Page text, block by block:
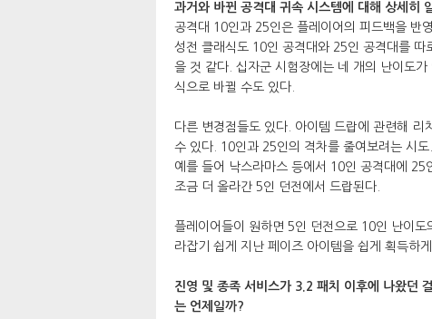
과거와 바뀐 공격대 귀속 시스템에 대해 상세히
공격대 10인과 25인은 플레이어의 피드백을 반
성전 클래식도 10인 공격대와 25인 공격대를 따
을 것 같다. 십자군 시험장에는 네 개의 난이도
식으로 바뀔 수도 있다.
다른 변경점들도 있다. 아이템 드랍에 관련해
수 있다. 10인과 25인의 격차를 줄여보려는 시
예를 들어 낙스라마스 등에서 10인 공격대에
조금 더 올라간 5인 던전에서 드랍된다.
플레이어들이 원하면 5인 던전으로 10인 난이
라잡기 쉽게 지난 페이즈 아이템을 쉽게 획득하
진영 및 종족 서비스가 3.2 패치 이후에 나왔던
는 언제일까?